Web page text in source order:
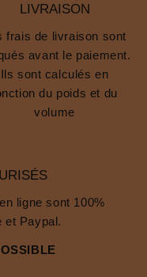
LIVRAISON
frais de livraison sont
avant le paiement.
Ils sont calculés en
du poids et du
volume
ligne sont 100%
et Paypal.